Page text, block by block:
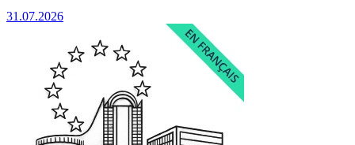
31.07.2026